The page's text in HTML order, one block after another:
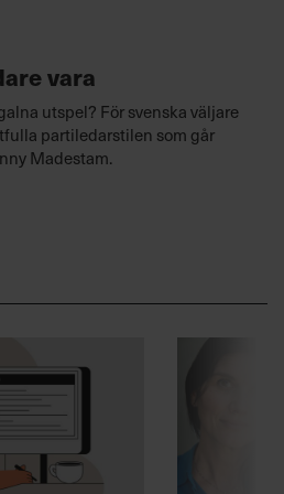
vara
utspel? För svenska väljare
partiledarstilen som går
Madestam.